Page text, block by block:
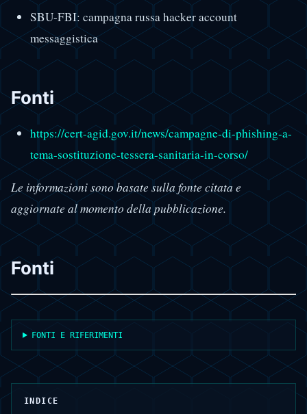
SBU-FBI: campagna russa hacker account
messaggistica
Fonti
https://cert-agid.gov.it/news/campagne-di-phishing-a-
tema-sostituzione-tessera-sanitaria-in-corso/
Le informazioni sono basate sulla fonte citata e
aggiornate al momento della pubblicazione.
Fonti
FONTI E RIFERIMENTI
INDICE